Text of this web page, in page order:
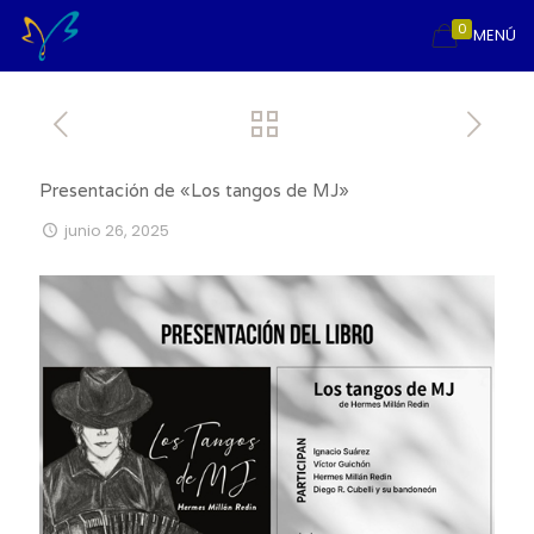
MENÚ
0
Presentación de «Los tangos de MJ»
junio 26, 2025